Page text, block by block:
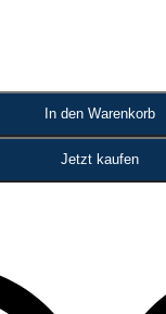
In den Warenkorb
Jetzt kaufen